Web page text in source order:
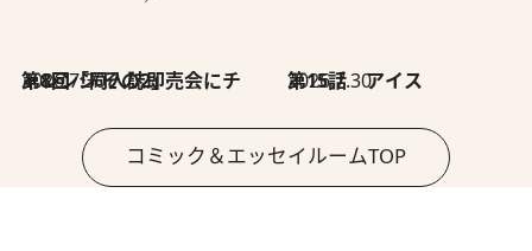
2026.7.30
第8回「同人誌即売会にチャレンジ その2」 2026.7.30
第15話 アイス
コミック＆エッセイルームTOP